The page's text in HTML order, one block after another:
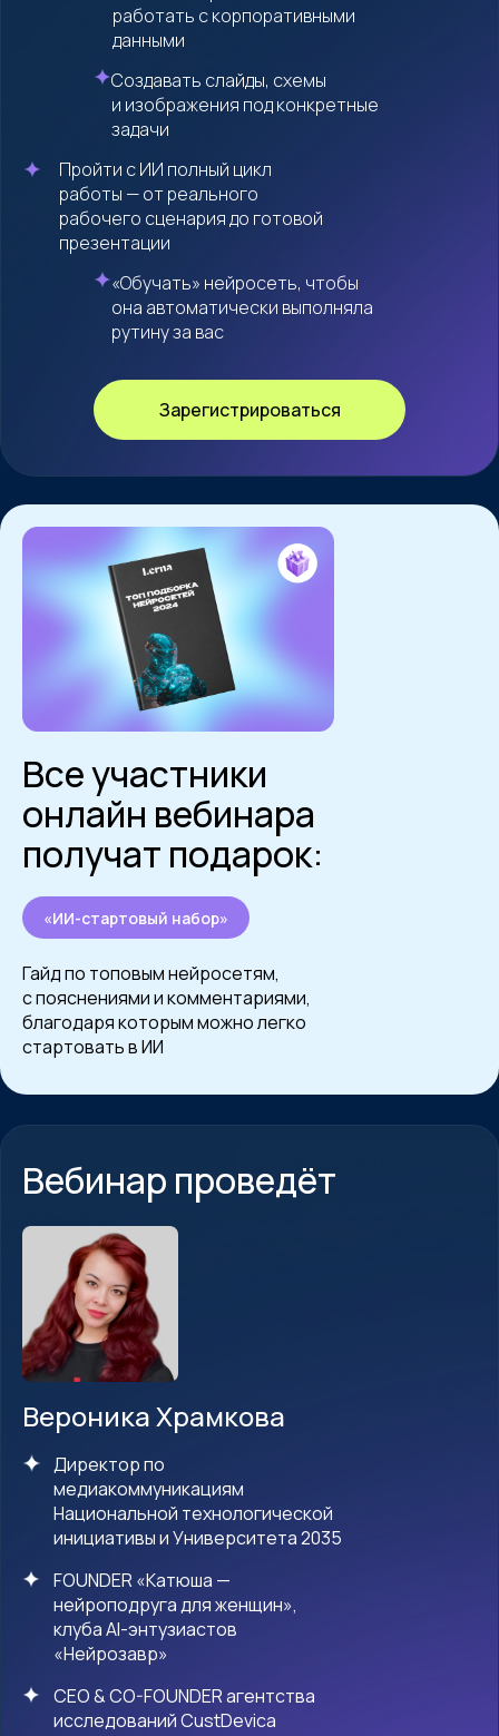
Зарегистрироваться
«Обучать» нейросеть, чтобы
она автоматически выполняла
рутину за вас
работать с корпоративными
данными
Создавать слайды, схемы
и изображения под конкретные
задачи
Пройти с ИИ полный цикл
работы — от реального
рабочего сценария до готовой
презентации
Все участники
онлайн вебинара
получат подарок:
Гайд по топовым нейросетям,
с пояснениями и комментариями,
благодаря которым можно легко
стартовать в ИИ
«ИИ-стартовый набор»
Вебинар проведёт
Вероника Храмкова
Директор по
медиакоммуникациям
Национальной технологической
инициативы и Университета 2035
FOUNDER «Катюша —
нейроподруга для женщин»,
клуба AI-энтузиастов
«Нейрозавр»
CEO & CO-FOUNDER агентства
исследований CustDevica